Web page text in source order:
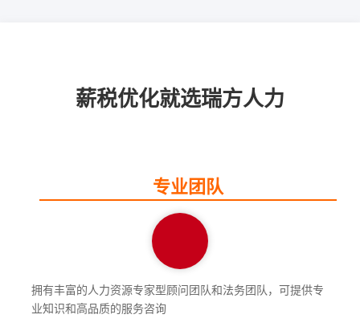
薪税优化就选瑞方人力
专业团队
拥有丰富的人力资源专家型顾问团队和法务团队，可提供专
业知识和高品质的服务咨询